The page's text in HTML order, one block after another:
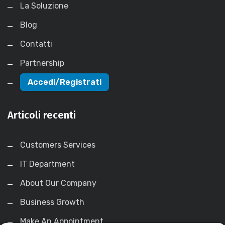
La Soluzione
Blog
Contatti
Partnership
Accedi/Registrati
Articoli recenti
Customers Services
IT Department
About Our Company
Business Growth
Make An Appointment